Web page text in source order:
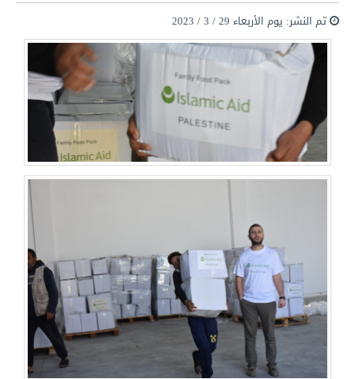
تم النشر: يوم الأربعاء 29 / 3 / 2023